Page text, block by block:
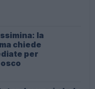
la
chiede
per